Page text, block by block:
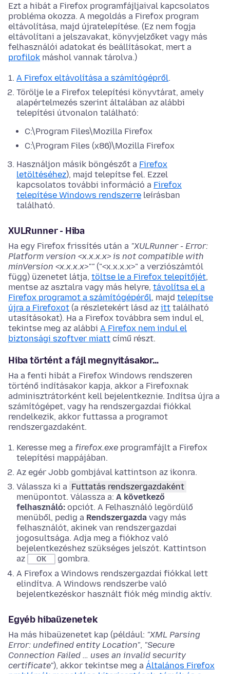
Ezt a hibát a Firefox programfájljaival kapcsolatos
probléma okozza. A megoldás a Firefox program
eltávolítása, majd újratelepítése. (Ez nem fogja
eltávolítani a jelszavakat, könyvjelzőket vagy más
felhasználói adatokat és beállításokat, mert a
profilok máshol vannak tárolva.)
A Firefox eltávolítása a számítógépről.
Törölje le a Firefox telepítési könyvtárat, amely
alapértelmezés szerint általában az alábbi
telepítési útvonalon található:
C:\Program Files\Mozilla Firefox
C:\Program Files (x86)\Mozilla Firefox
Használjon másik böngészőt a Firefox
letöltéséhez), majd telepítse fel. Ezzel
kapcsolatos további információ a Firefox
telepítése Windows rendszerre leírásban
található.
XULRunner - Hiba
Ha egy Firefox frissítés után a "XULRunner - Error:
Platform version <x.x.x.x> is not compatible with
minVersion <x.x.x.x>"" ("<x.x.x.x>" a verziószámtól
függ) üzenetet látja, töltse le a Firefox telepítőjét,
mentse az asztalra vagy más helyre, távolítsa el a
Firefox programot a számítógépéről, majd telepítse
újra a Firefoxot (a részletekért lásd az itt található
utasításokat). Ha a Firefox továbbra sem indul el,
tekintse meg az alábbi A Firefox nem indul el
biztonsági szoftver miatt című részt.
Hiba történt a fájl megnyitásakor…
Ha a fenti hibát a Firefox Windows rendszeren
történő indításakor kapja, akkor a Firefoxnak
adminisztrátorként kell bejelentkeznie. Indítsa újra a
számítógépet, vagy ha rendszergazdai fiókkal
rendelkezik, akkor futtassa a programot
rendszergazdaként.
Keresse meg a firefox.exe programfájlt a Firefox
telepítési mappájában.
Az egér Jobb gombjával kattintson az ikonra.
Válassza ki a Futtatás rendszergazdaként
menüpontot. Válassza a: A következő
felhasználó: opciót. A Felhasználó legördülő
menüből, pedig a Rendszergazda vagy más
felhasználót, akinek van rendszergazdai
jogosultsága. Adja meg a fiókhoz való
bejelentkezéshez szükséges jelszót. Kattintson
az
OK
gombra.
A Firefox a Windows rendszergazdai fiókkal lett
elindítva. A Windows rendszerbe való
bejelentkezéskor használt fiók még mindig aktív.
Egyéb hibaüzenetek
Ha más hibaüzenetet kap (például: "XML Parsing
Error: undefined entity Location", "Secure
Connection Failed … uses an invalid security
certificate"), akkor tekintse meg a Általános Firefox